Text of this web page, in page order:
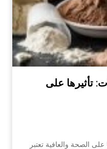
تأثيرها على
على الصحة والعافية تعتبر